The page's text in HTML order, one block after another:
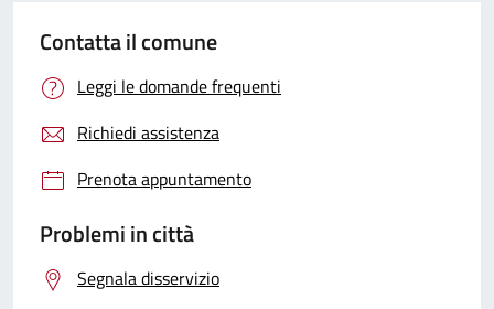
Contatta il comune
Leggi le domande frequenti
Richiedi assistenza
Prenota appuntamento
Problemi in città
Segnala disservizio